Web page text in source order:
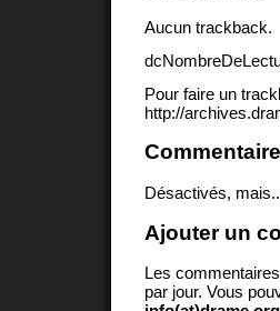
Aucun trackback.
Pour faire un
http://
Désactivés,
Ajouter un
Les
par jour. Vous